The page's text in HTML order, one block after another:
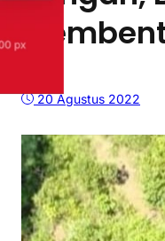
20 Agustus 2022